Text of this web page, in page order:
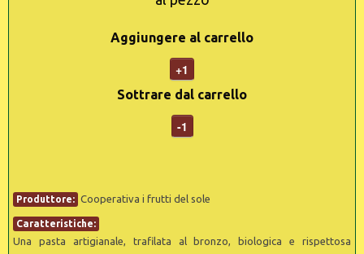
Aggiungere al carrello
+1
Sottrare dal carrello
-1
Produttore: Cooperativa i frutti del sole
Caratteristiche:
Una pasta artigianale, trafilata al bronzo, biologica e rispettosa